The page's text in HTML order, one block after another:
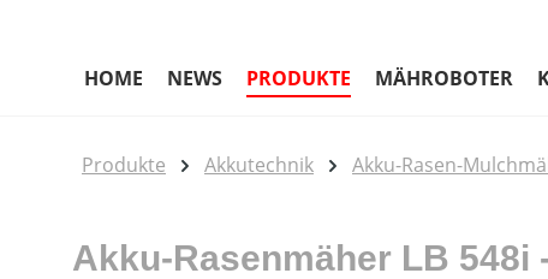
HOME NEWS PRODUKTE MÄHROBOTER
Produkte Akkutechnik Akku-Rasen-
Akku-Rasenmäher LB